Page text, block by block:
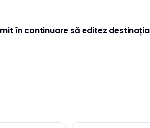
în continuare să editez